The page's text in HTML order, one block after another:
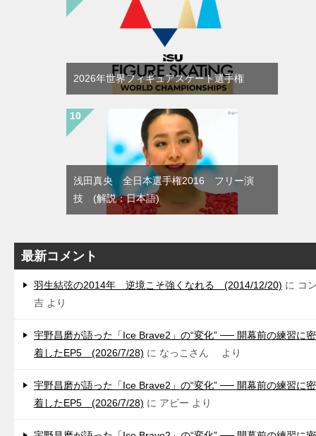
2026年世界フィギュアスケート選手権
浅田真央 全日本選手権2016 フリー演
技 (解説：日本語)
最新コメント
羽生結弦の2014年 逆境こそ強くなれる (2014/12/20) に コ
吉 より
宇野昌磨が語った「Ice Brave2」の“変化” ── 開幕前の練習に密
着したEP5 (2026/7/28) に なっこさん より
宇野昌磨が語った「Ice Brave2」の“変化” ── 開幕前の練習に密
着したEP5 (2026/7/28) に アビー より